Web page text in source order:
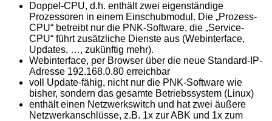
Doppel-CPU, d.h. enthält zwei eigenständige
Prozessoren in einem Einschubmodul. Die „Prozess-
CPU“ betreibt nur die PNK-Software, die „Service-
CPU“ führt zusätzliche Dienste aus (Webinterface,
Updates, …, zukünftig mehr).
Webinterface, per Browser über die neue Standard-IP-
Adresse 192.168.0.80 erreichbar
voll Update-fähig, nicht nur die PNK-Software wie
bisher, sondern das gesamte Betriebssystem (Linux)
enthält einen Netzwerkswitch und hat zwei äußere
Netzwerkanschlüsse, z.B. 1x zur ABK und 1x zum